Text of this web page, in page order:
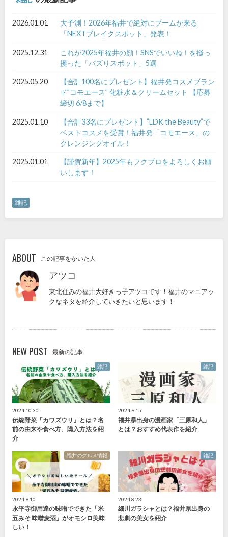
2026.01.01
大予測！2026年福井で絶対にブームが来る
「NEXTブレイクスポット」発表！
2025.12.31
これが2025年福井の顔！SNSでいいね！を掻っ
攫った「バズりスポット」5選
2025.05.20
【合計100名にプレゼント】福井発コスメブラン
ド”コモエース” 化粧水＆クリームセット 【応募
締切 6/8まで】
2025.01.10
【合計33名にプレゼント】”LDK the Beauty”で
ベストコスメを受賞！福井発「コモエース」の
クレンジングオイル！
2025.01.01
【謹賀新年】2025年もフクブロをよろしくお願
いします！
雑記
ABOUT この記事をかいた人
アツコ
東北住みの福井大好きっ子アツコです！福井のマニアッ
クなネタを紹介していきたいと思います！
NEW POST 最新の記事
雑記
2024.10.30
伝統野菜「カワズウリ」とは？名
前の由来や食べ方、購入方法を紹
介
雑記
2024.9.15
福井県出身の漫画家「三原和人」
とは？おすすめ代表作を紹介
福井のグルメ情報
2024.9.10
永平寺御用達の味噌でできた「米
五みそ 味噌麦酒」がオモシロ美味
しい！
雑記
2024.8.23
細川ガラシャとは？福井県出身の
悲劇の美女を紹介